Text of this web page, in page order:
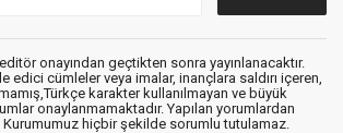
onayından geçtikten sonra yayınlanacaktır.
edici cümleler veya imalar, inançlara saldırı içeren,
karakter kullanılmayan ve büyük
onaylanmamaktadır. Yapılan yorumlardan
Kurumumuz hiçbir şekilde sorumlu tutulamaz.